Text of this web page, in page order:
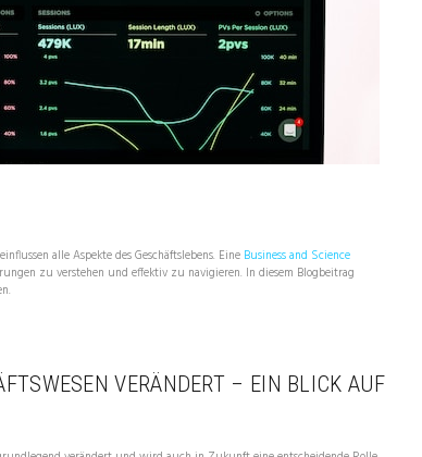
alle Aspekte des Geschäftslebens. Eine Business and Science
zu verstehen und effektiv zu navigieren. In diesem Blogbeitrag
VERÄNDERT – EIN BLICK AUF